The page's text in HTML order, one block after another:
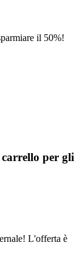
il 50%!
per gli
L'offerta è